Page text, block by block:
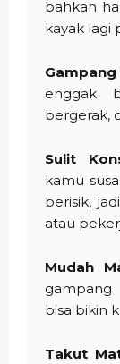
bahkan
kayak lagi
enggak
bergerak,
Sulit
kamu
berisik,
atau
Mudah
gampang
bisa bikin
Takut